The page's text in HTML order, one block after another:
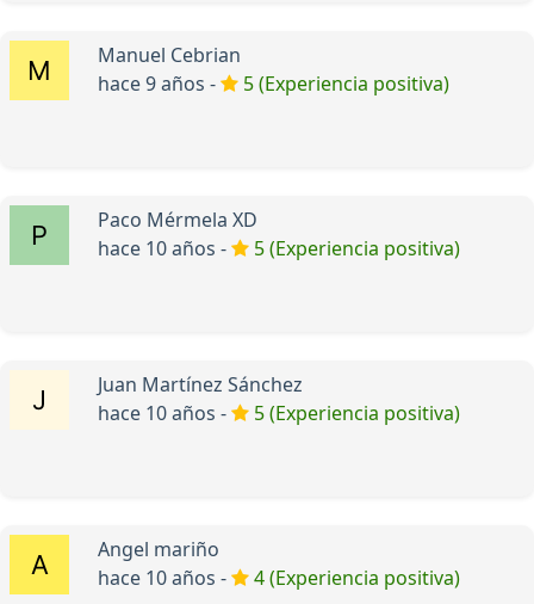
Manuel Cebrian
hace 9 años -
5 (Experiencia positiva)
Paco Mérmela XD
hace 10 años -
5 (Experiencia positiva)
Juan Martínez Sánchez
hace 10 años -
5 (Experiencia positiva)
Angel mariño
hace 10 años -
4 (Experiencia positiva)